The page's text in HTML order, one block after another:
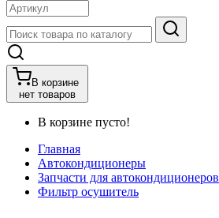
В корзине
нет товаров
В корзине пусто!
Главная
Автокондиционеры
Запчасти для автокондиционеров
Фильтр осушитель